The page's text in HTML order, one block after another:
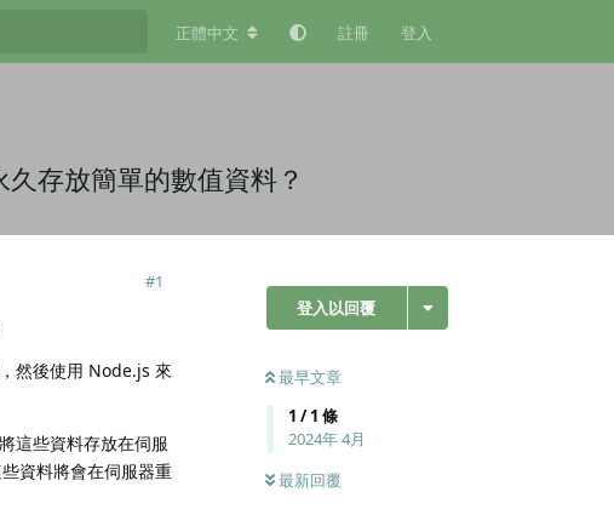
正體中文 註冊 登入
存放簡單的數值資料？
登入以回覆
最早文章
1 /1 條
2024年 4月
最新回覆
#1
然後使用 Node.js 來
這些資料存放在伺服
資料將會在伺服器重